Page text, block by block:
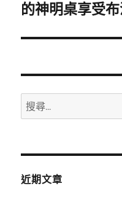
一
文
的神明桌享受
搜
尋
鍵
近期文章